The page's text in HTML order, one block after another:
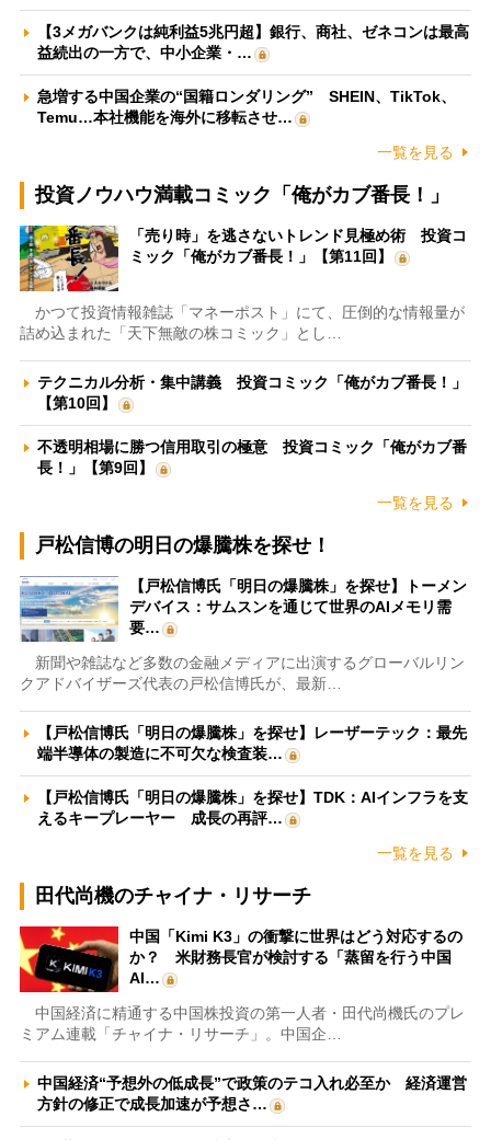
【3メガバンクは純利益5兆円超】銀行、商社、ゼネコンは最高
益続出の一方で、中小企業・…
急増する中国企業の“国籍ロンダリング” SHEIN、TikTok、
Temu…本社機能を海外に移転させ…
一覧を見る
投資ノウハウ満載コミック「俺がカブ番長！」
「売り時」を逃さないトレンド見極め術 投資コ
ミック「俺がカブ番長！」【第11回】
かつて投資情報雑誌「マネーポスト」にて、圧倒的な情報量が
詰め込まれた「天下無敵の株コミック」とし…
テクニカル分析・集中講義 投資コミック「俺がカブ番長！」
【第10回】
不透明相場に勝つ信用取引の極意 投資コミック「俺がカブ番
長！」【第9回】
一覧を見る
戸松信博の明日の爆騰株を探せ！
【戸松信博氏「明日の爆騰株」を探せ】トーメン
デバイス：サムスンを通じて世界のAIメモリ需
要…
新聞や雑誌など多数の金融メディアに出演するグローバルリン
クアドバイザーズ代表の戸松信博氏が、最新…
【戸松信博氏「明日の爆騰株」を探せ】レーザーテック：最先
端半導体の製造に不可欠な検査装…
【戸松信博氏「明日の爆騰株」を探せ】TDK：AIインフラを支
えるキープレーヤー 成長の再評…
一覧を見る
田代尚機のチャイナ・リサーチ
中国「Kimi K3」の衝撃に世界はどう対応するの
か？ 米財務長官が検討する「蒸留を行う中国
AI…
中国経済に精通する中国株投資の第一人者・田代尚機氏のプレ
ミアム連載「チャイナ・リサーチ」。中国企…
中国経済“予想外の低成長”で政策のテコ入れ必至か 経済運営
方針の修正で成長加速が予想さ…